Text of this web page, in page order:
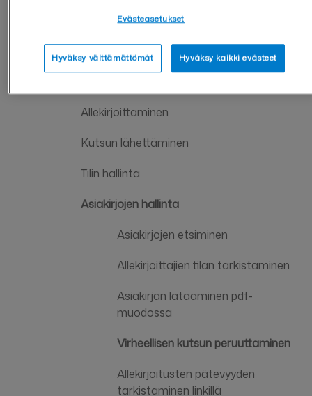
Asiakaspalvelu ja tukisivut
Ohjevideot ja webinaarit
Allekirjoittaminen
Kutsun lähettäminen
Tilin hallinta
Asiakirjojen hallinta
Asiakirjojen etsiminen
Allekirjoittajien tilan tarkistaminen
Asiakirjan lataaminen pdf-
muodossa
Virheellisen kutsun peruuttaminen
Allekirjoitusten pätevyyden
tarkistaminen linkillä
Evästeasetukset
Hyväksy välttämättömät Hyväksy kaikki evästeet